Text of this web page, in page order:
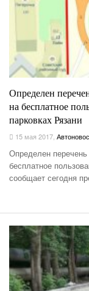
Определен
на бесплатное
парковках Рязани
15 мая 2017,
Определен
бесплатное
сообщает сегодня